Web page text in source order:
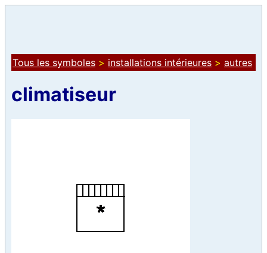
Tous les symboles > installations intérieures > autres
climatiseur